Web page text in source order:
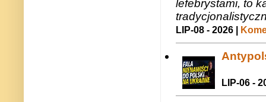
lefebrystami, to
LIP-08 - 2026 |
LIP-06 -